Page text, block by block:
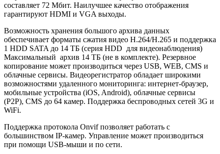
составляет 72 Мбит. Наилучшее качество отображения
гарантируют HDMI и VGA выходы.
Возможность хранения большого архива данных
обеспечивает форматы сжатия видео H.264/H.265 и поддержка
1 HDD SATA до 14 ТБ (серия HDD для видеонаблюдения)
Максимальный архив 14 ТБ (не в комплекте). Резервное
копирование может производиться через USB, WEB, CMS и
облачные сервисы. Видеорегистратор обладает широкими
возможностями удаленного мониторинга: интернет-браузер,
мобильные устройства (iOS, Android), облачные сервисы
(P2P), CMS до 64 камер. Поддержка беспроводных сетей 3G и
WiFi.
Поддержка протокола Onvif позволяет работать с
большинством IP-камер. Управление может производиться
при помощи USB-мыши и по сети.